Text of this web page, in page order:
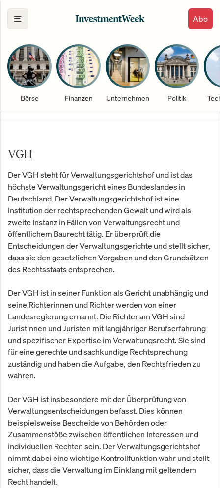
Abo
Börse Finanzen Unternehmen Politik
VGH
Der VGH steht für Verwaltungsgerichtshof und ist das
höchste Verwaltungsgericht eines Bundeslandes in
Deutschland. Der Verwaltungsgerichtshof ist eine
Institution der rechtsprechenden Gewalt und wird als
zweite Instanz in Fällen von Verwaltungsrecht und
öffentlichem Baurecht tätig. Er überprüft die
Entscheidungen der Verwaltungsgerichte und stellt sicher,
dass sie den gesetzlichen Vorgaben und den Grundsätzen
des Rechtsstaats entsprechen.
Der VGH ist in seiner Funktion als Gericht unabhängig und
seine Richterinnen und Richter werden von einer
Landesregierung ernannt. Die Richter am VGH sind
Juristinnen und Juristen mit langjähriger Berufserfahrung
und spezifischer Expertise im Verwaltungsrecht. Sie sind
für eine gerechte und sachkundige Rechtsprechung
zuständig und haben die Aufgabe, den Rechtsfrieden zu
wahren.
Der VGH ist insbesondere mit der Überprüfung von
Verwaltungsentscheidungen befasst. Dies können
beispielsweise Bescheide von Behörden oder
Zusammenstöße zwischen öffentlichen Interessen und
individuellen Rechten sein. Der Verwaltungsgerichtshof
nimmt dabei eine wichtige Kontrollfunktion wahr und stellt
sicher, dass die Verwaltung im Einklang mit geltendem
Recht handelt.